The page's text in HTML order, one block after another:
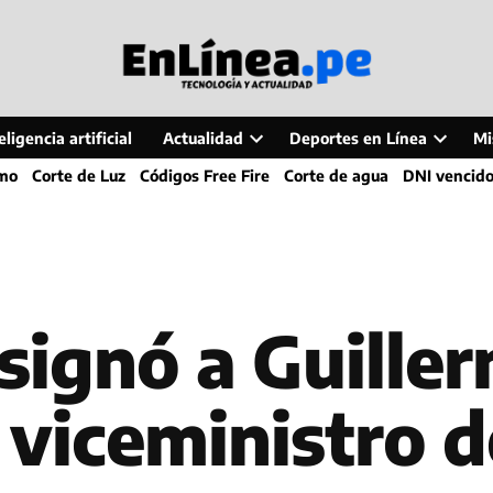
artificial Actualidad
Open
dropdown
Deportes en Línea
Open
dropdown
Corte de Luz Códigos Free Fire Corte de agua DNI vencido
a